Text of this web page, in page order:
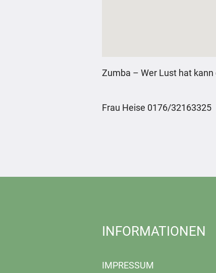
Zumba – Wer Lust hat
Frau Heise 0176/32163325
INFORMATIONEN
IMPRESSUM